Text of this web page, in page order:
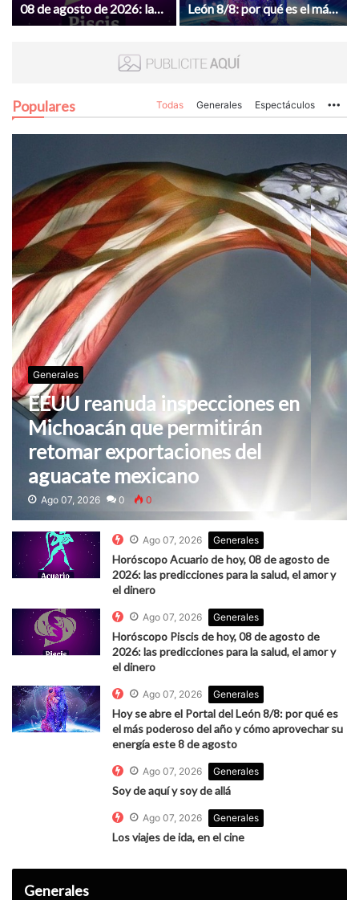
08 de agosto de 2026: las
predicciones para la salud,
León 8/8: por qué es el más
poderoso del año y cómo
8 de agosto
Populares Todas Generales Espectáculos
Generales
EEUU reanuda inspecciones en
Michoacán que permitirán
retomar exportaciones del
aguacate mexicano
Ago 07, 2026 0 0
Ago 07, 2026 Generales
Horóscopo Acuario de hoy, 08 de agosto de
2026: las predicciones para la salud, el amor y
el dinero
Ago 07, 2026 Generales
Horóscopo Piscis de hoy, 08 de agosto de
2026: las predicciones para la salud, el amor y
el dinero
Ago 07, 2026 Generales
Hoy se abre el Portal del León 8/8: por qué es
el más poderoso del año y cómo aprovechar su
energía este 8 de agosto
Ago 07, 2026 Generales
Soy de aquí y soy de allá
Ago 07, 2026 Generales
Los viajes de ida, en el cine
Generales